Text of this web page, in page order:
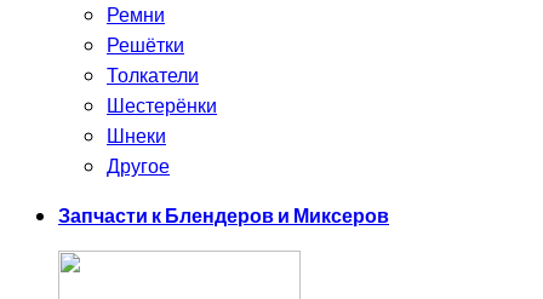
Ремни
Решётки
Толкатели
Шестерёнки
Шнеки
Другое
Запчасти к Блендеров и Миксеров